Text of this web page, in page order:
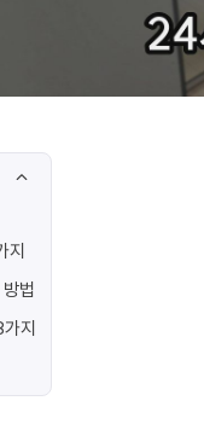
지
법
지